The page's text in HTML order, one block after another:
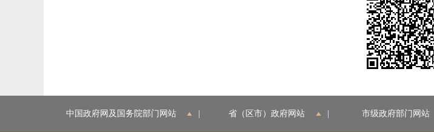
中国政府网及国务院部门网站 省（区市）政府网站 市级政府部门网站